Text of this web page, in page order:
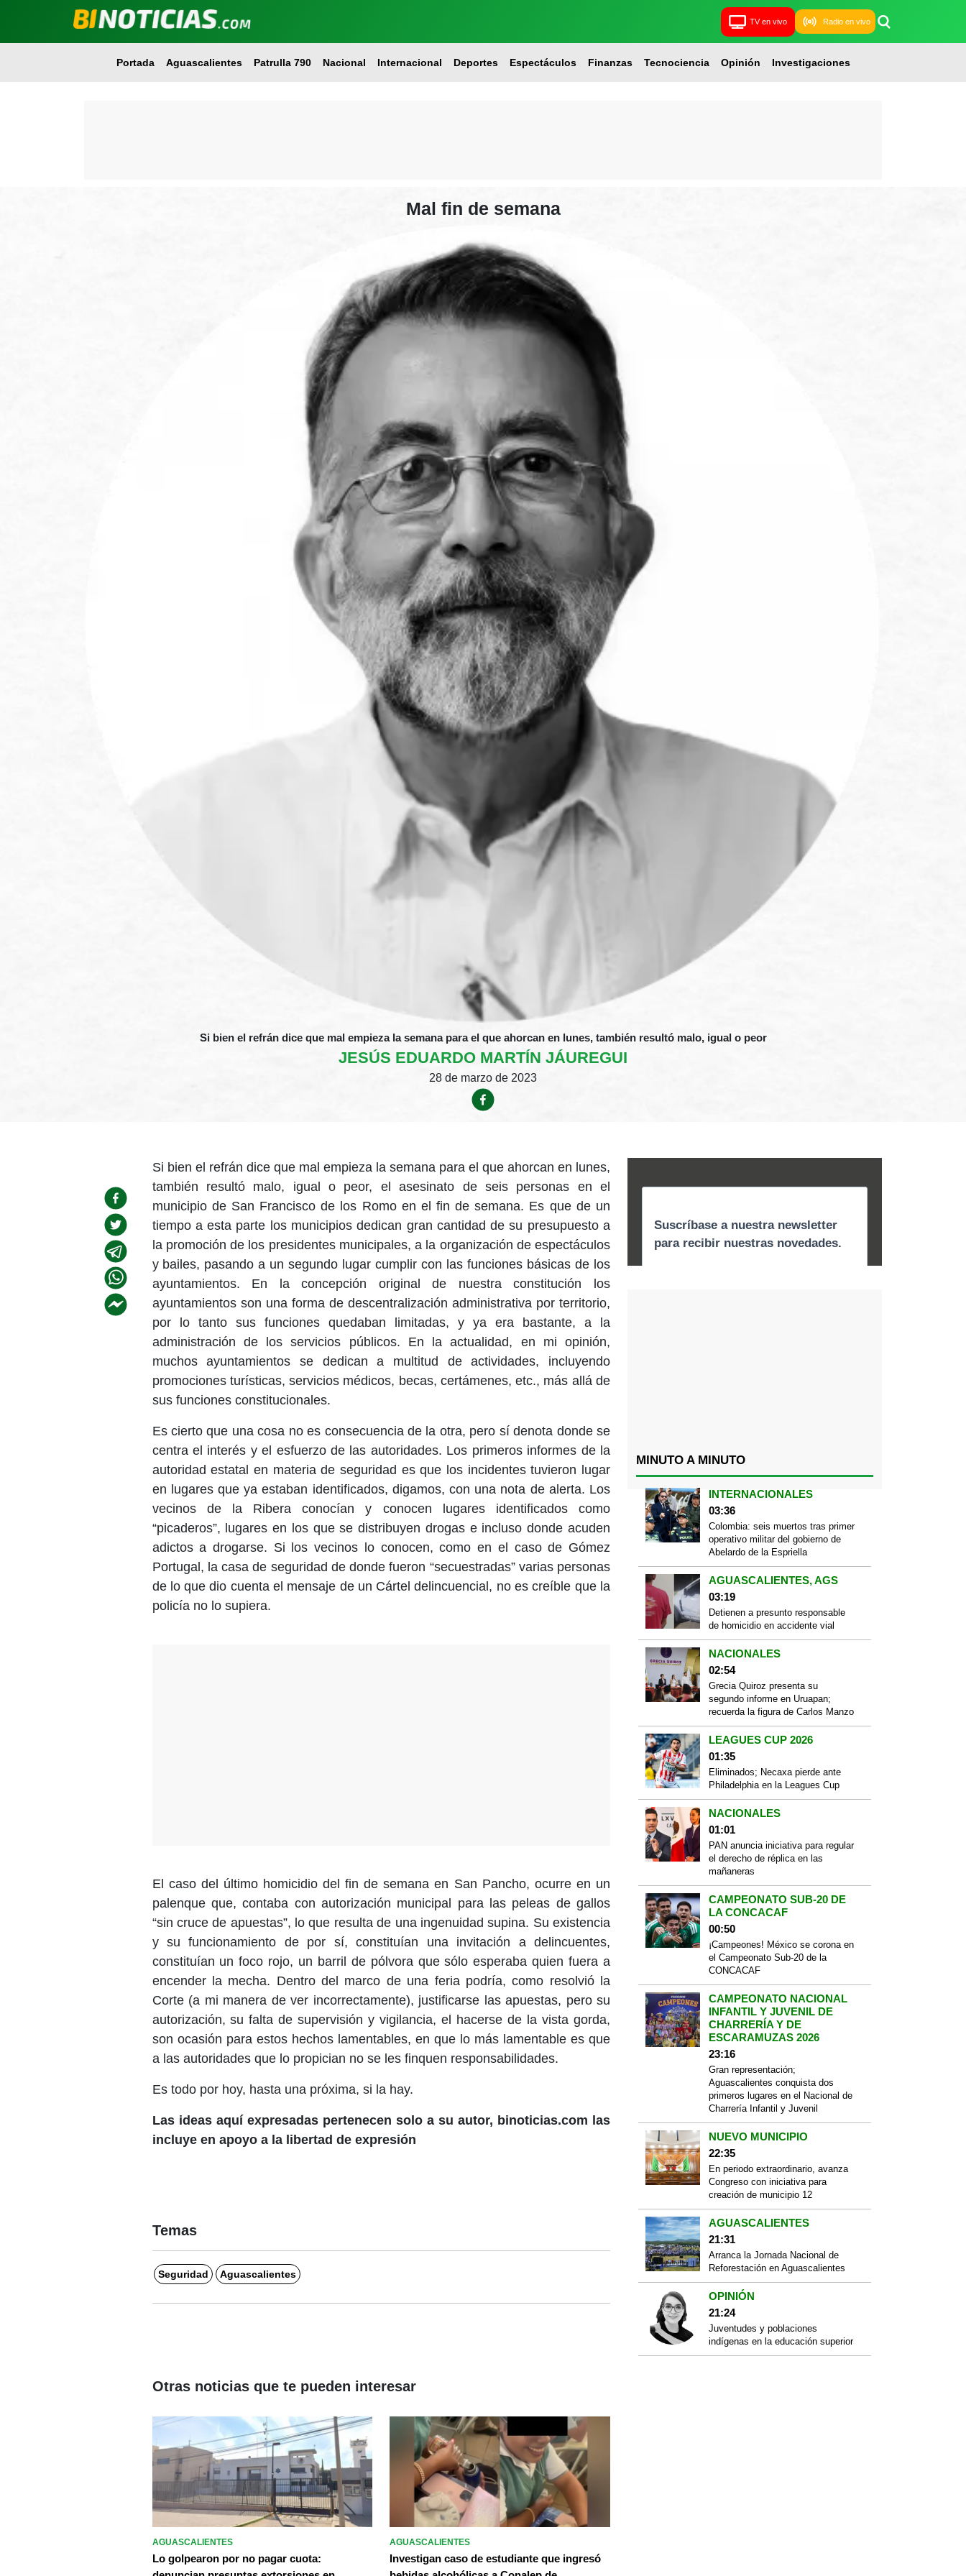
TV en vivo Radio en vivo
Portada Aguascalientes Patrulla 790 Nacional Internacional Deportes Espectáculos Finanzas Tecnociencia Opinión Investigaciones
Mal fin de semana
Si bien el refrán dice que mal empieza la semana para el que ahorcan en lunes, también resultó malo, igual o peor
JESÚS EDUARDO MARTÍN JÁUREGUI
28 de marzo de 2023
Si bien el refrán dice que mal empieza la semana para el que ahorcan en lunes,
también resultó malo, igual o peor, el asesinato de seis personas en el
municipio de San Francisco de los Romo en el fin de semana. Es que de un
tiempo a esta parte los municipios dedican gran cantidad de su presupuesto a
la promoción de los presidentes municipales, a la organización de espectáculos
y bailes, pasando a un segundo lugar cumplir con las funciones básicas de los
ayuntamientos. En la concepción original de nuestra constitución los
ayuntamientos son una forma de descentralización administrativa por territorio,
por lo tanto sus funciones quedaban limitadas, y ya era bastante, a la
administración de los servicios públicos. En la actualidad, en mi opinión,
muchos ayuntamientos se dedican a multitud de actividades, incluyendo
promociones turísticas, servicios médicos, becas, certámenes, etc., más allá de
sus funciones constitucionales.
Es cierto que una cosa no es consecuencia de la otra, pero sí denota donde se
centra el interés y el esfuerzo de las autoridades. Los primeros informes de la
autoridad estatal en materia de seguridad es que los incidentes tuvieron lugar
en lugares que ya estaban identificados, digamos, con una nota de alerta. Los
vecinos de la Ribera conocían y conocen lugares identificados como
“picaderos”, lugares en los que se distribuyen drogas e incluso donde acuden
adictos a drogarse. Si los vecinos lo conocen, como en el caso de Gómez
Portugal, la casa de seguridad de donde fueron “secuestradas” varias personas
de lo que dio cuenta el mensaje de un Cártel delincuencial, no es creíble que la
policía no lo supiera.
El caso del último homicidio del fin de semana en San Pancho, ocurre en un
palenque que, contaba con autorización municipal para las peleas de gallos
“sin cruce de apuestas”, lo que resulta de una ingenuidad supina. Su existencia
y su funcionamiento de por sí, constituían una invitación a delincuentes,
constituían un foco rojo, un barril de pólvora que sólo esperaba quien fuera a
encender la mecha. Dentro del marco de una feria podría, como resolvió la
Corte (a mi manera de ver incorrectamente), justificarse las apuestas, pero su
autorización, su falta de supervisión y vigilancia, el hacerse de la vista gorda,
son ocasión para estos hechos lamentables, en que lo más lamentable es que
a las autoridades que lo propician no se les finquen responsabilidades.
Es todo por hoy, hasta una próxima, si la hay.
Las ideas aquí expresadas pertenecen solo a su autor, binoticias.com las
incluye en apoyo a la libertad de expresión
Temas
Seguridad Aguascalientes
MINUTO A MINUTO
INTERNACIONALES
03:36
Colombia: seis muertos tras primer
operativo militar del gobierno de
Abelardo de la Espriella
AGUASCALIENTES, AGS
03:19
Detienen a presunto responsable
de homicidio en accidente vial
NACIONALES
02:54
Grecia Quiroz presenta su
segundo informe en Uruapan;
recuerda la figura de Carlos Manzo
LEAGUES CUP 2026
01:35
Eliminados; Necaxa pierde ante
Philadelphia en la Leagues Cup
NACIONALES
01:01
PAN anuncia iniciativa para regular
el derecho de réplica en las
mañaneras
CAMPEONATO SUB-20 DE
LA CONCACAF
00:50
¡Campeones! México se corona en
el Campeonato Sub-20 de la
CONCACAF
CAMPEONATO NACIONAL
INFANTIL Y JUVENIL DE
CHARRERÍA Y DE
ESCARAMUZAS 2026
23:16
Gran representación;
Aguascalientes conquista dos
primeros lugares en el Nacional de
Charrería Infantil y Juvenil
NUEVO MUNICIPIO
22:35
En periodo extraordinario, avanza
Congreso con iniciativa para
creación de municipio 12
AGUASCALIENTES
21:31
Arranca la Jornada Nacional de
Reforestación en Aguascalientes
OPINIÓN
21:24
Juventudes y poblaciones
indígenas en la educación superior
Otras noticias que te pueden interesar
AGUASCALIENTES
Lo golpearon por no pagar cuota:
AGUASCALIENTES
Investigan caso de estudiante que ingresó